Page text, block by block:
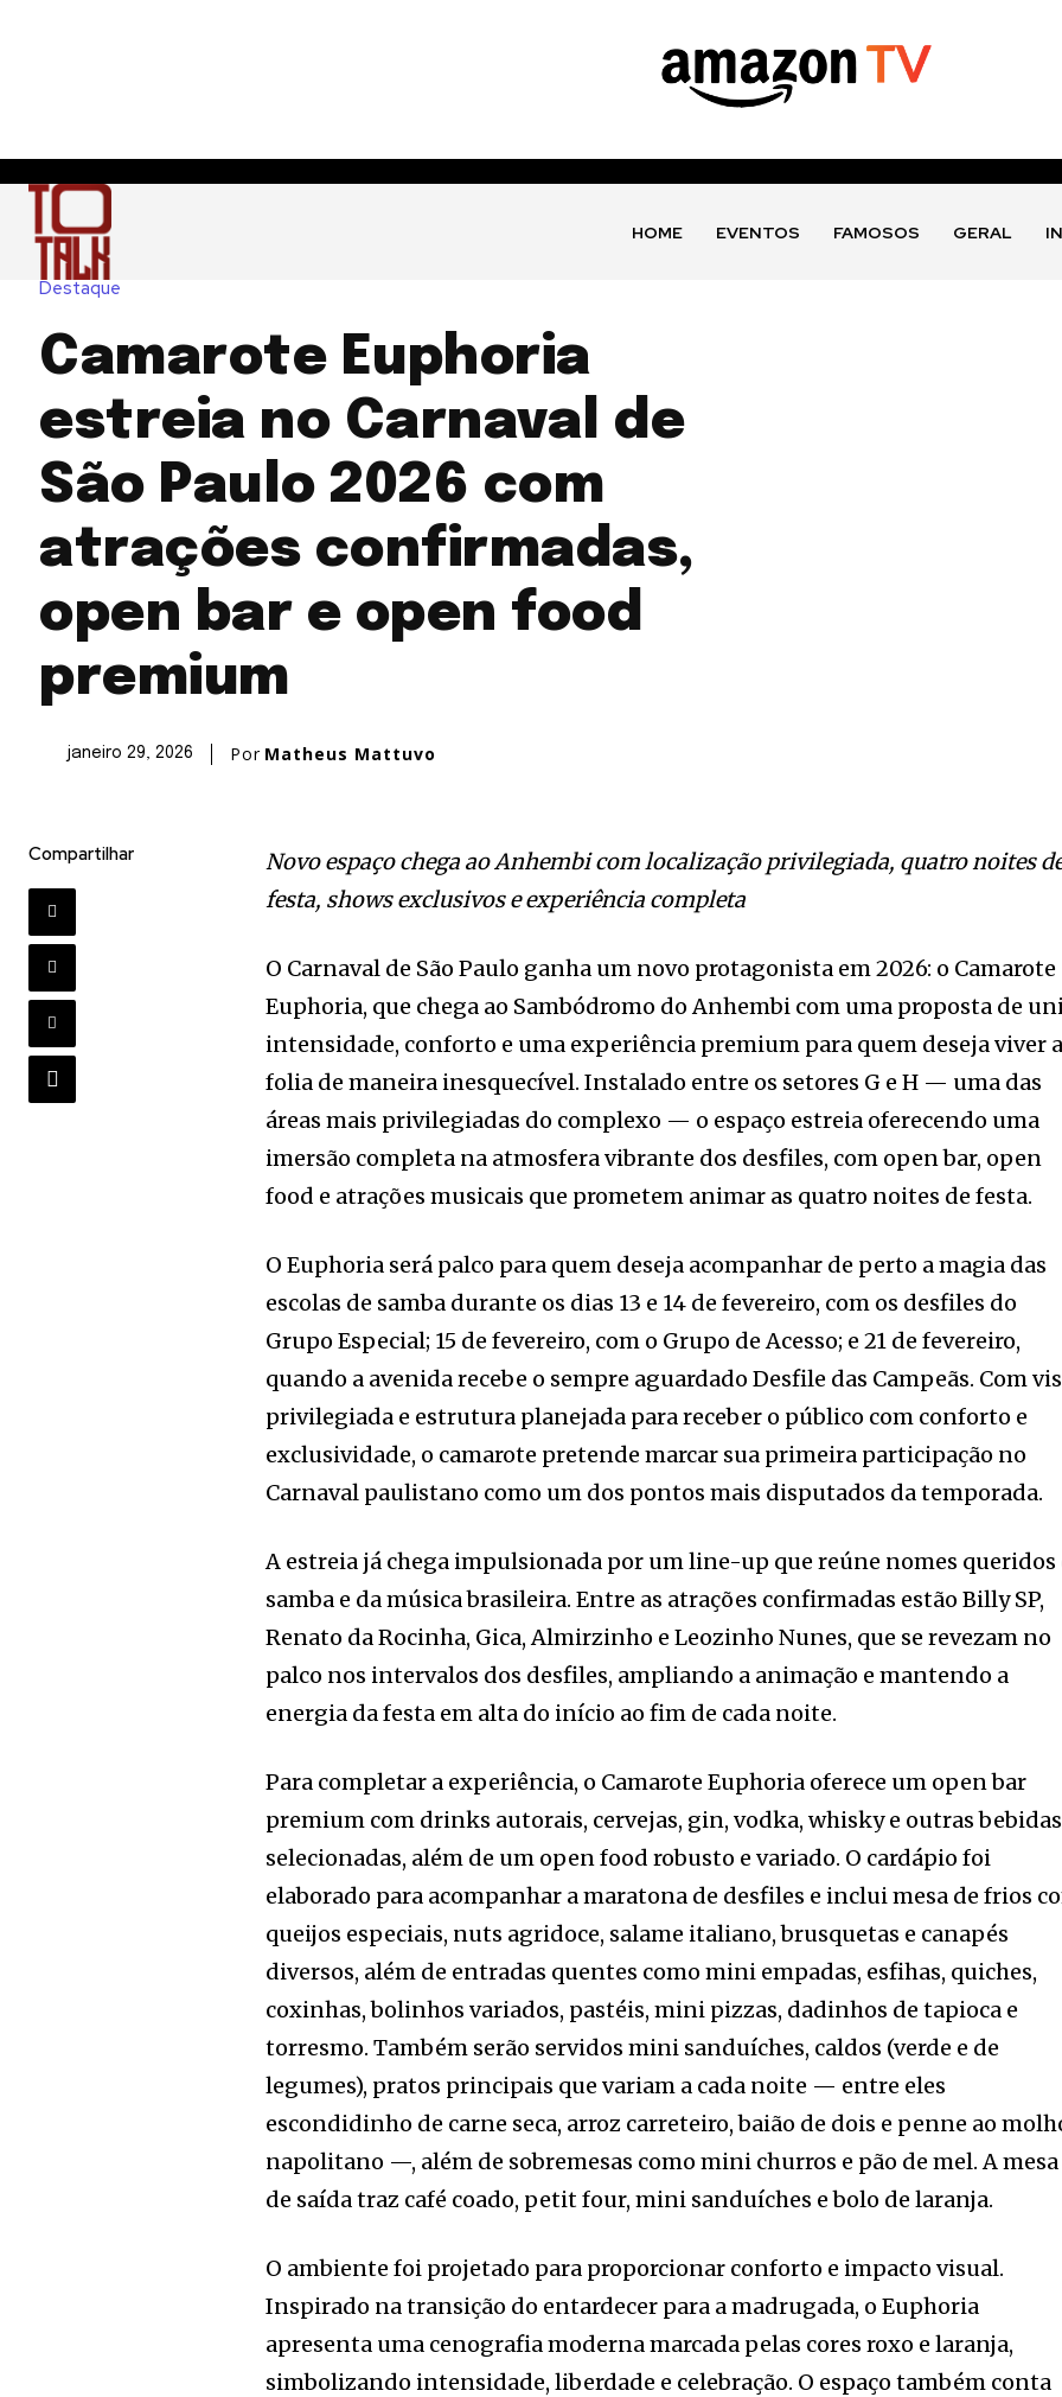
HOME EVENTOS FAMOSOS GERAL
Destaque
Camarote Euphoria
estreia no Carnaval de
São Paulo 2026 com
atrações confirmadas,
open bar e open food
premium
janeiro 29, 2026 Por Matheus Mattuvo
Compartilhar
Novo espaço chega ao Anhembi com localização privilegiada, quatro noites
festa, shows exclusivos e experiência completa
O Carnaval de São Paulo ganha um novo protagonista em 2026: o Camarote
Euphoria, que chega ao Sambódromo do Anhembi com uma proposta de
intensidade, conforto e uma experiência premium para quem deseja viver a
folia de maneira inesquecível. Instalado entre os setores G e H — uma das
áreas mais privilegiadas do complexo — o espaço estreia oferecendo uma
imersão completa na atmosfera vibrante dos desfiles, com open bar, open
food e atrações musicais que prometem animar as quatro noites de festa.
O Euphoria será palco para quem deseja acompanhar de perto a magia das
escolas de samba durante os dias 13 e 14 de fevereiro, com os desfiles do
Grupo Especial; 15 de fevereiro, com o Grupo de Acesso; e 21 de fevereiro,
quando a avenida recebe o sempre aguardado Desfile das Campeãs. Com
privilegiada e estrutura planejada para receber o público com conforto e
exclusividade, o camarote pretende marcar sua primeira participação no
Carnaval paulistano como um dos pontos mais disputados da temporada.
A estreia já chega impulsionada por um line-up que reúne nomes queridos
samba e da música brasileira. Entre as atrações confirmadas estão Billy SP,
Renato da Rocinha, Gica, Almirzinho e Leozinho Nunes, que se revezam no
palco nos intervalos dos desfiles, ampliando a animação e mantendo a
energia da festa em alta do início ao fim de cada noite.
Para completar a experiência, o Camarote Euphoria oferece um open bar
premium com drinks autorais, cervejas, gin, vodka, whisky e outras bebidas
selecionadas, além de um open food robusto e variado. O cardápio foi
elaborado para acompanhar a maratona de desfiles e inclui mesa de frios
queijos especiais, nuts agridoce, salame italiano, brusquetas e canapés
diversos, além de entradas quentes como mini empadas, esfihas, quiches,
coxinhas, bolinhos variados, pastéis, mini pizzas, dadinhos de tapioca e
torresmo. Também serão servidos mini sanduíches, caldos (verde e de
legumes), pratos principais que variam a cada noite — entre eles
escondidinho de carne seca, arroz carreteiro, baião de dois e penne ao
napolitano —, além de sobremesas como mini churros e pão de mel. A mesa
de saída traz café coado, petit four, mini sanduíches e bolo de laranja.
O ambiente foi projetado para proporcionar conforto e impacto visual.
Inspirado na transição do entardecer para a madrugada, o Euphoria
apresenta uma cenografia moderna marcada pelas cores roxo e laranja,
simbolizando intensidade, liberdade e celebração. O espaço também conta